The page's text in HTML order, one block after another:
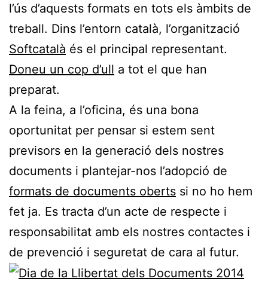
l’ús d’aquests formats en tots els àmbits de
treball. Dins l’entorn català, l’organització
Softcatalà és el principal representant.
Doneu un cop d’ull a tot el que han
preparat.
A la feina, a l’oficina, és una bona
oportunitat per pensar si estem sent
previsors en la generació dels nostres
documents i plantejar-nos l’adopció de
formats de documents oberts si no ho hem
fet ja. Es tracta d’un acte de respecte i
responsabilitat amb els nostres contactes i
de prevenció i seguretat de cara al futur.